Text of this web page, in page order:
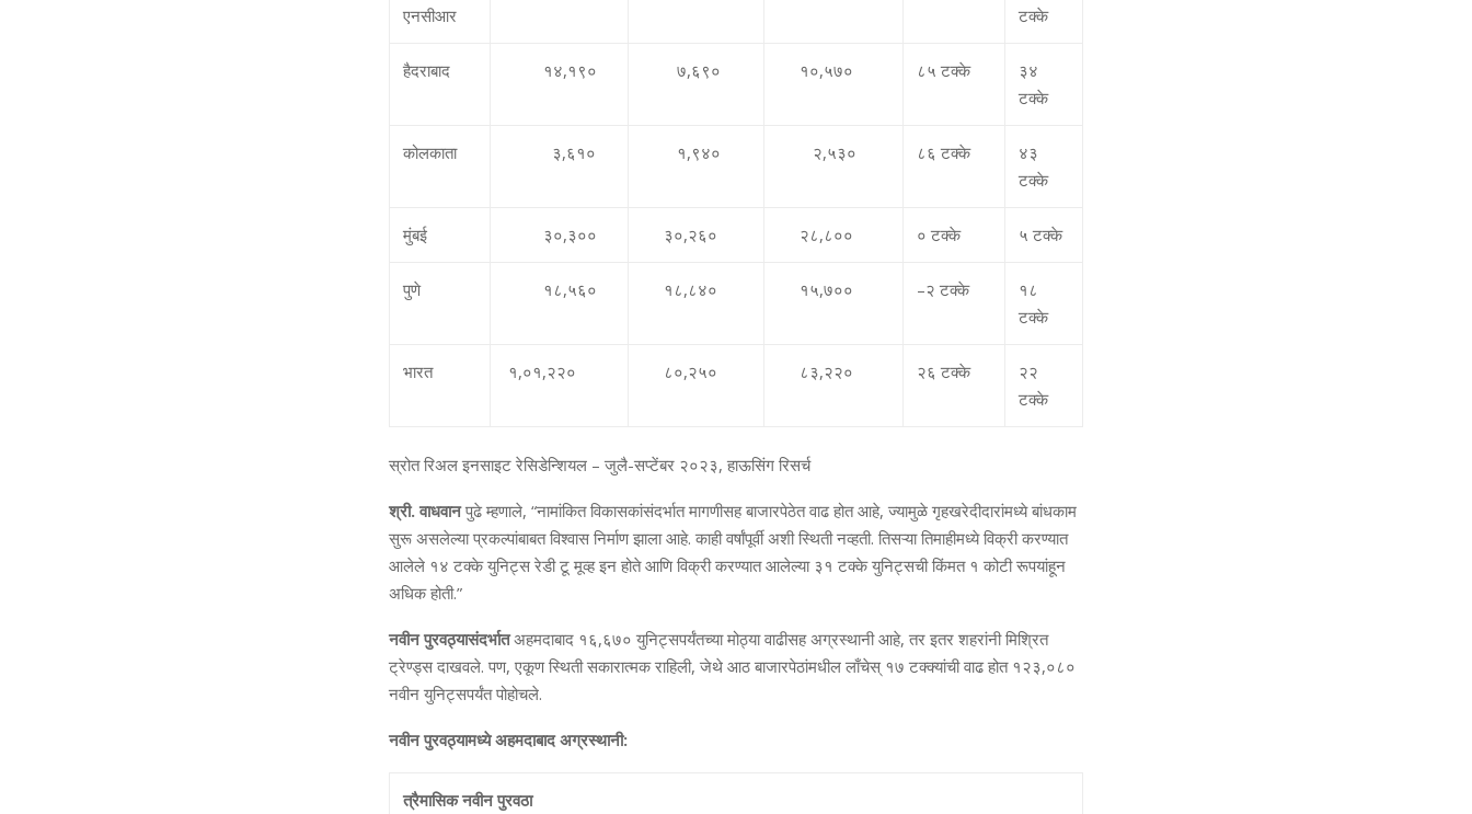
एनसीआर
टक्‍के
हैदराबाद १४,१९० ७,६९० १०,५७० ८५ टक्‍के
३४
टक्‍के
कोलकाता ३,६१० १,९४० २,५३० ८६ टक्‍के
४३
टक्‍के
मुंबई ३०,३०० ३०,२६० २८,८०० ० टक्‍के ५ टक्‍के
पुणे १८,५६० १८,८४० १५,७०० –२ टक्‍के
१८
टक्‍के
भारत १,०१,२२० ८०,२५० ८३,२२० २६ टक्‍के
२२
टक्‍के
स्रोत रिअल इनसाइट रेसिडेन्शियल – जुलै-सप्‍टेंबर २०२३, हाऊसिंग रिसर्च
श्री. वाधवानपुढे म्‍हणाले, “नामांकित विकासकांसंदर्भात मागणीसह बाजारपेठेत वाढ होत आहे, ज्‍यामुळे गृहखरेदीदारांमध्‍ये बांधकाम
सुरू असलेल्‍या प्रकल्‍पांबाबत विश्‍वास निर्माण झाला आहे. काही वर्षांपूर्वी अशी स्थिती नव्‍हती. तिसऱ्या तिमाहीमध्‍ये विक्री करण्‍यात
आलेले १४ टक्‍के युनिट्स रेडी टू मूव्ह इन होते आणि विक्री करण्‍यात आलेल्‍या ३१ टक्‍के युनिट्सची किंमत १ कोटी रूपयांहून
अधिक होती.”
नवीन पुरवठ्यासंदर्भातअहमदाबाद १६,६७० युनिट्सपर्यंतच्‍या मोठ्या वाढीसह अग्रस्‍थानी आहे, तर इतर शहरांनी मिश्रित
ट्रेण्‍ड्स दाखवले. पण, एकूण स्थिती सकारात्‍मक राहिली, जेथे आठ बाजारपेठांमधील लाँचेस् १७ टक्‍क्‍यांची वाढ होत १२३,०८०
नवीन युनिट्सपर्यंत पोहोचले.
नवीन पुरवठ्यामध्‍ये अहमदाबाद अग्रस्‍थानी:
त्रैमासिक नवीन पुरवठा